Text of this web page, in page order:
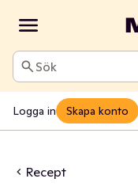
Sök
Logga in Skapa konto
Recept